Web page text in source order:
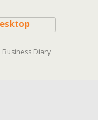
Diary